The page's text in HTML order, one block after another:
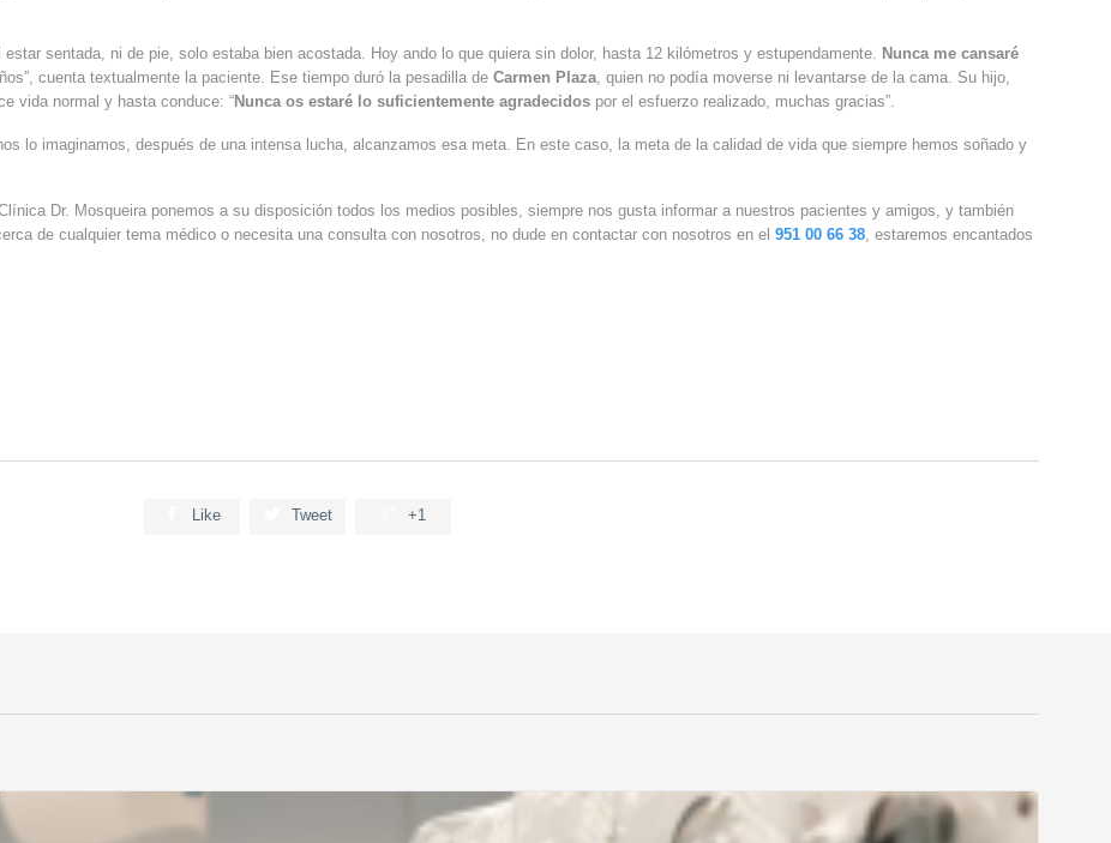
sentada, ni de pie, solo estaba bien acostada. Hoy ando lo que quiera sin dolor, hasta 12 kilómetros y estupendamente. Nunca me cansaré
cuenta textualmente la paciente. Ese tiempo duró la pesadilla de Carmen Plaza, quien no podía moverse ni levantarse de la cama. Su hijo,
vida normal y hasta conduce: “Nunca os estaré lo suficientemente agradecidos por el esfuerzo realizado, muchas gracias”.
lo imaginamos, después de una intensa lucha, alcanzamos esa meta. En este caso, la meta de la calidad de vida que siempre hemos soñado y
Dr. Mosqueira ponemos a su disposición todos los medios posibles, siempre nos gusta informar a nuestros pacientes y amigos, y también
de cualquier tema médico o necesita una consulta con nosotros, no dude en contactar con nosotros en el 951 00 66 38, estaremos encantados
Like Tweet +1